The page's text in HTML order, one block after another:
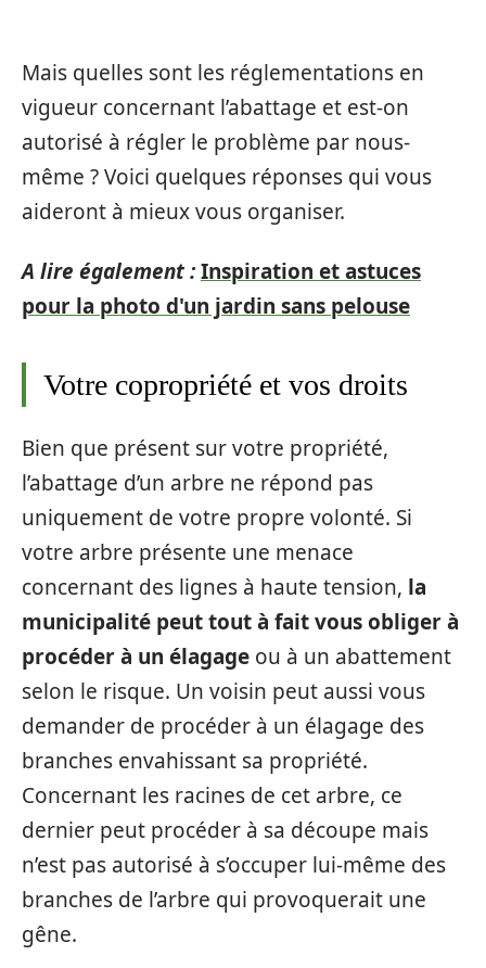
Mais quelles sont les réglementations en
vigueur concernant l’abattage et est-on
autorisé à régler le problème par nous-
même ? Voici quelques réponses qui vous
aideront à mieux vous organiser.
A lire également :Inspiration et astuces
pour la photo d'un jardin sans pelouse
Votre copropriété et vos droits
Bien que présent sur votre propriété,
l’abattage d’un arbre ne répond pas
uniquement de votre propre volonté. Si
votre arbre présente une menace
concernant des lignes à haute tension, la
municipalité peut tout à fait vous obliger à
procéder à un élagage ou à un abattement
selon le risque. Un voisin peut aussi vous
demander de procéder à un élagage des
branches envahissant sa propriété.
Concernant les racines de cet arbre, ce
dernier peut procéder à sa découpe mais
n’est pas autorisé à s’occuper lui-même des
branches de l’arbre qui provoquerait une
gêne.